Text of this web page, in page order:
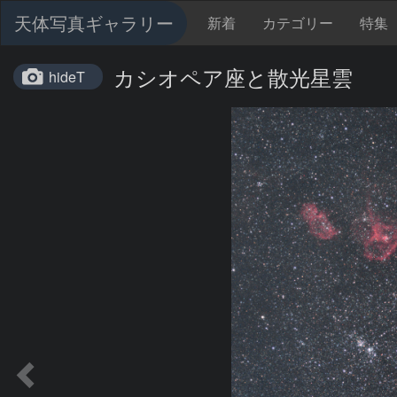
天体写真ギャラリー 新着 カテゴリー 特集
hideT カシオペア座と散光星雲